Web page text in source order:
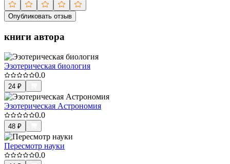
Опубликовать отзыв
книги автора
Эзотерическая биология
0.0
24 ₽
Эзотерическая Астрономия
0.0
48 ₽
Пересмотр науки
0.0